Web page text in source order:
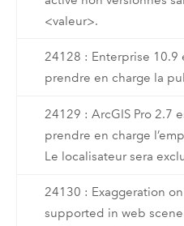
<valeur>.
24128 : Enterprise 10.9
prendre en charge la
24129 : ArcGIS Pro 2.7
prendre en charge
Le localisateur sera
24130 : Exaggeration
supported in web scene